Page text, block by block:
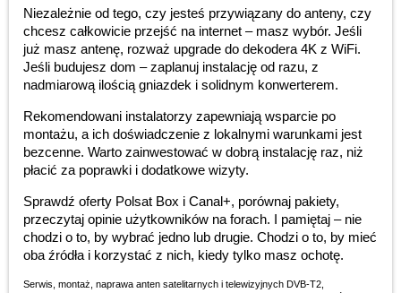
Niezależnie od tego, czy jesteś przywiązany do anteny, czy
chcesz całkowicie przejść na internet – masz wybór. Jeśli
już masz antenę, rozważ upgrade do dekodera 4K z WiFi.
Jeśli budujesz dom – zaplanuj instalację od razu, z
nadmiarową ilością gniazdek i solidnym konwerterem.
Rekomendowani instalatorzy zapewniają wsparcie po
montażu, a ich doświadczenie z lokalnymi warunkami jest
bezcenne. Warto zainwestować w dobrą instalację raz, niż
płacić za poprawki i dodatkowe wizyty.
Sprawdź oferty Polsat Box i Canal+, porównaj pakiety,
przeczytaj opinie użytkowników na forach. I pamiętaj – nie
chodzi o to, by wybrać jedno lub drugie. Chodzi o to, by mieć
oba źródła i korzystać z nich, kiedy tylko masz ochotę.
Serwis, montaż, naprawa anten satelitarnych i telewizyjnych DVB-T2